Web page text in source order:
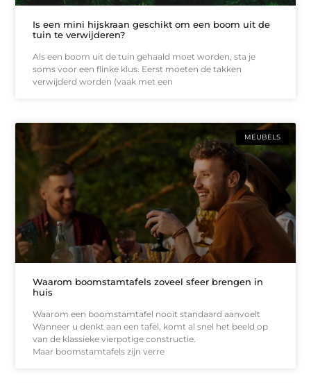
Is een mini hijskraan geschikt om een boom uit de
tuin te verwijderen?
Als een boom uit de tuin gehaald moet worden, sta je
soms voor een flinke klus. Eerst moeten de takken
verwijderd worden (vaak met een
MEUBELS
Waarom boomstamtafels zoveel sfeer brengen in
huis
Waarom een boomstamtafel nooit standaard aanvoelt
Wanneer u denkt aan een tafel, komt al snel het beeld op
van de klassieke vierpotige constructie.
Maar boomstamtafels zijn verre